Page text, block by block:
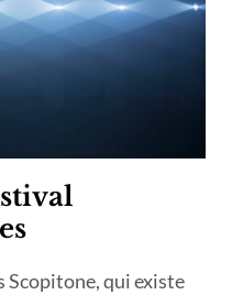
Scopitone, qui existe